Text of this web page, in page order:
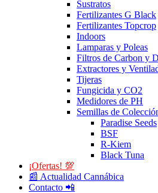
Sustratos
Fertilizantes G Black
Fertilizantes Topcrop
Indoors
Lamparas y Poleas
Filtros de Carbon y
Extractores y
Tijeras
Fungicida y CO2
Medidores de PH
Semillas de
Paradise Seeds
BSF
R-Kiem
Black Tuna
¡Ofertas! 💯
📰 Actualidad Cannábica
Contacto 📲